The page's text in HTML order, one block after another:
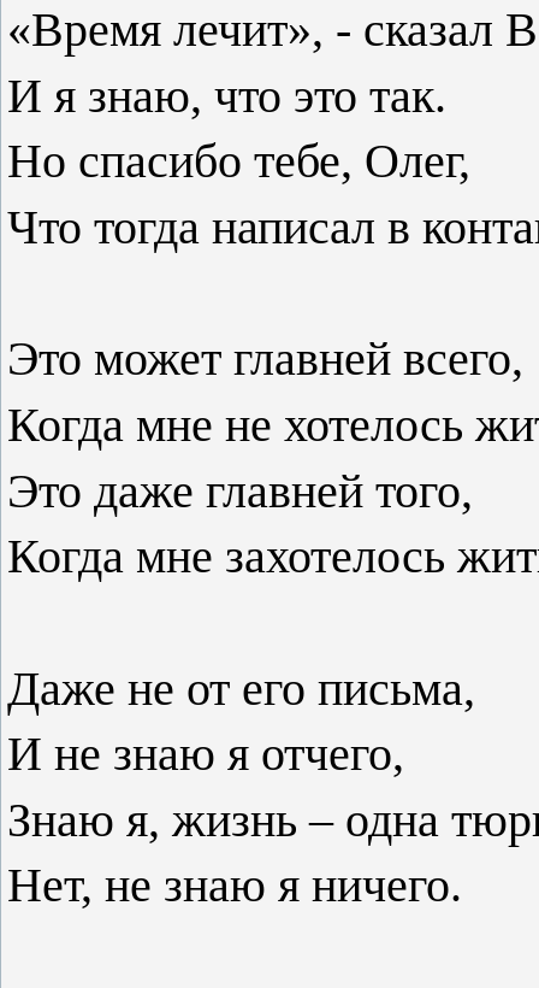
«Время лечит», - сказал
И я знаю, что это так.
Но спасибо тебе, Олег,
Что тогда написал в
Это может главней всего,
Когда мне не хотелось
Это даже главней того,
Когда мне захотелось
Даже не от его письма,
И не знаю я отчего,
Знаю я, жизнь – одна
Нет, не знаю я ничего.